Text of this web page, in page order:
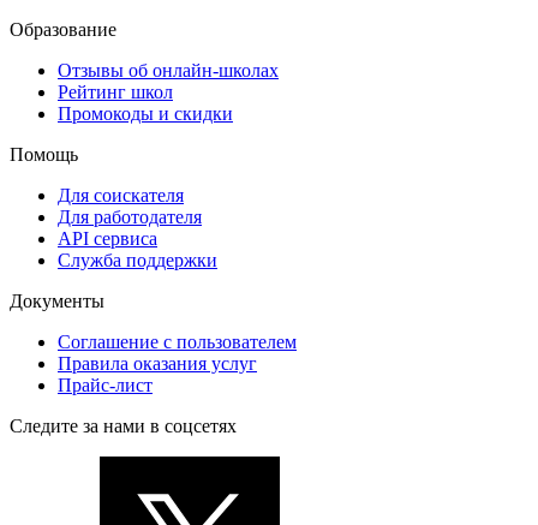
Образование
Отзывы об онлайн-школах
Рейтинг школ
Промокоды и скидки
Помощь
Для соискателя
Для работодателя
API сервиса
Служба поддержки
Документы
Соглашение с пользователем
Правила оказания услуг
Прайс-лист
Следите за нами в соцсетях